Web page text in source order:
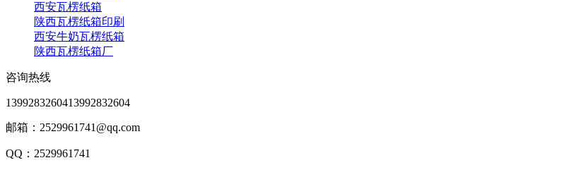
西安瓦楞纸箱
陕西瓦楞纸箱印刷
西安牛奶瓦楞纸箱
陕西瓦楞纸箱厂
咨询热线
1399283260413992832604
邮箱：2529961741@qq.com
QQ：2529961741